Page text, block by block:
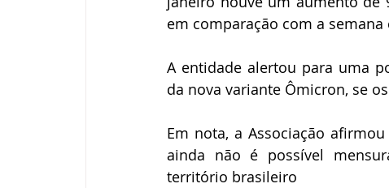
em comparação com a semana
A entidade alertou para uma
da nova variante Ômicron, se
Em nota, a Associação
ainda não é possível
território brasileiro